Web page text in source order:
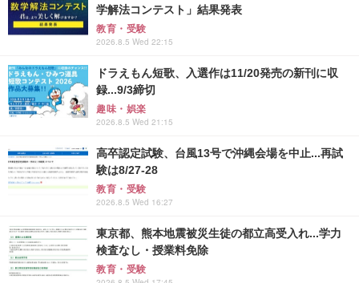
学解法コンテスト」結果発表
教育・受験
2026.8.5 Wed 22:15
ドラえもん短歌、入選作は11/20発売の新刊に収
録...9/3締切
趣味・娯楽
2026.8.5 Wed 21:15
高卒認定試験、台風13号で沖縄会場を中止...再試
験は8/27-28
教育・受験
2026.8.5 Wed 16:27
東京都、熊本地震被災生徒の都立高受入れ...学力
検査なし・授業料免除
教育・受験